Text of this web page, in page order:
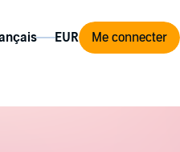
Me connecter